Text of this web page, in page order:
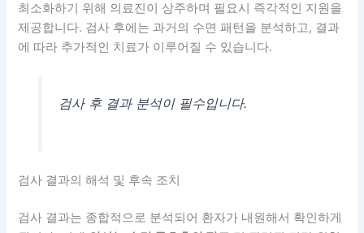
최소화하기 위해 의료진이 상주하며 필요시 즉각적인 지원을
제공합니다. 검사 후에는 과거의 수면 패턴을 분석하고, 결과
에 따라 추가적인 치료가 이루어질 수 있습니다.
검사 후 결과 분석이 필수입니다.
검사 결과의 해석 및 후속 조치
검사 결과는 종합적으로 분석되어 환자가 내원해서 확인하게